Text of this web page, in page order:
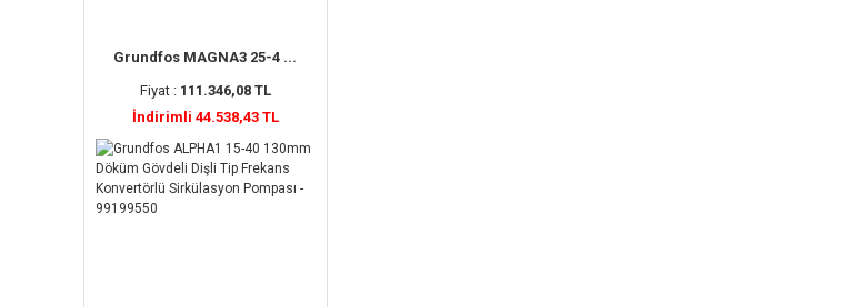
Grundfos MAGNA3 25-4 ...
Fiyat : 111.346,08 TL
İndirimli 44.538,43 TL